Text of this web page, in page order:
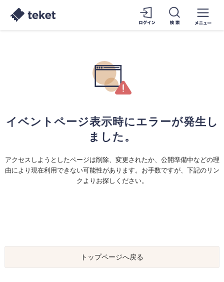
イベントページ表示時にエラーが発生し
ました。
アクセスしようとしたページは削除、変更されたか、公開準備中などの理
由により現在利用できない可能性があります。お手数ですが、下記のリン
クよりお探しください。
トップページへ戻る